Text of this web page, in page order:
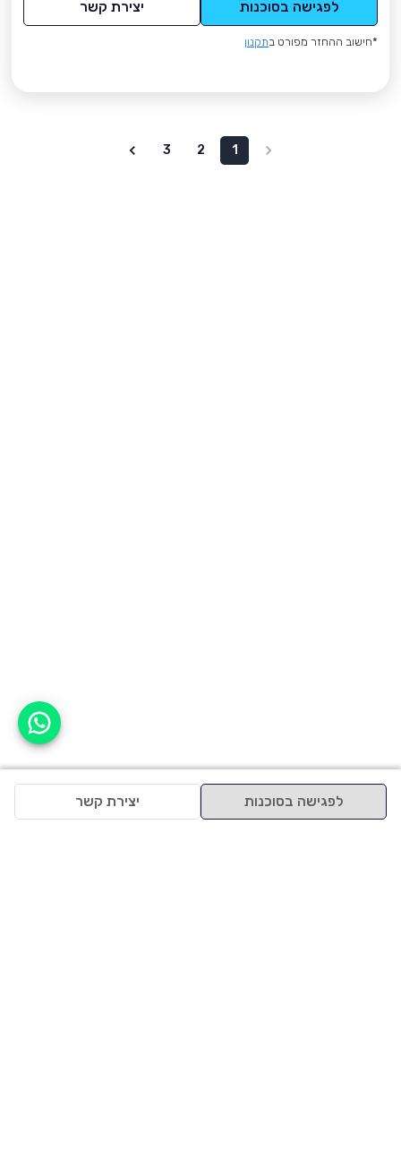
לפגישה בסוכנות יצירת קשר
*חישוב ההחזר מפורט בתקנון
1
2
3
לפגישה בסוכנות יצירת קשר
אפשר לעזור?